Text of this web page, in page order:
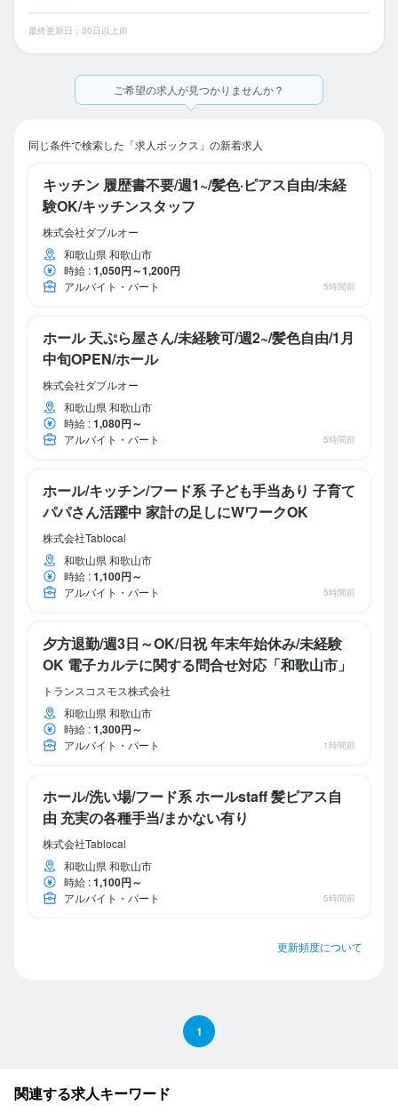
最終更新日：30日以上前
ご希望の求人が見つかりませんか？
同じ条件で検索した「求人ボックス」の新着求人
キッチン 履歴書不要/週1~/髪色·ピアス自由/未経
験OK/キッチンスタッフ
株式会社ダブルオー
和歌山県 和歌山市
時給 :1,050円～1,200円
アルバイト・パート 5時間前
ホール 天ぷら屋さん/未経験可/週2~/髪色自由/1月
中旬OPEN/ホール
株式会社ダブルオー
和歌山県 和歌山市
時給 :1,080円～
アルバイト・パート 5時間前
ホール/キッチン/フード系 子ども手当あり 子育て
パパさん活躍中 家計の足しにWワークOK
株式会社Tablocal
和歌山県 和歌山市
時給 :1,100円～
アルバイト・パート 5時間前
夕方退勤/週3日～OK/日祝 年末年始休み/未経験
OK 電子カルテに関する問合せ対応「和歌山市」
トランスコスモス株式会社
和歌山県 和歌山市
時給 :1,300円～
アルバイト・パート 1時間前
ホール/洗い場/フード系 ホールstaff 髪ピアス自
由 充実の各種手当/まかない有り
株式会社Tablocal
和歌山県 和歌山市
時給 :1,100円～
アルバイト・パート 5時間前
更新頻度について
1
関連する求人キーワード